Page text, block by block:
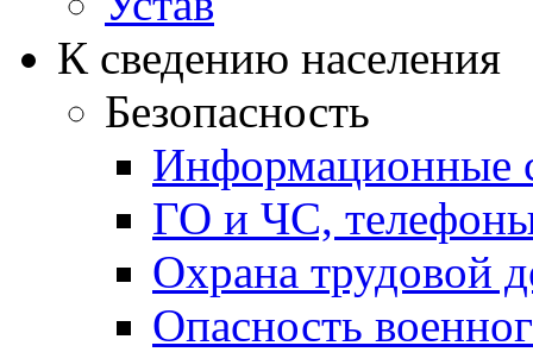
К сведению населения
Безопасность
Информационные
ГО и ЧС,
Охрана трудовой
Опасность